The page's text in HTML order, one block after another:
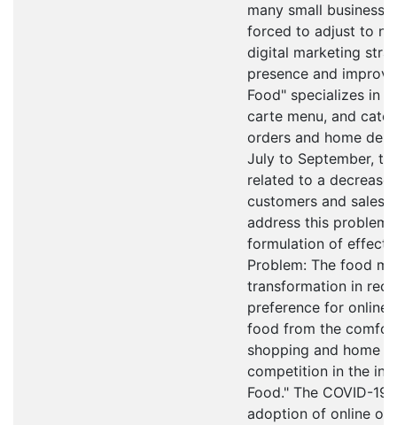
many small
forced to adjust to
digital marketing
presence and
Food" specializes in
carte menu, and
orders and home
July to September,
related to a
customers and
address this problem
formulation of
Problem: The food
transformation in
preference for online
food from the
shopping and home
competition in the
Food." The COVID-
adoption of online